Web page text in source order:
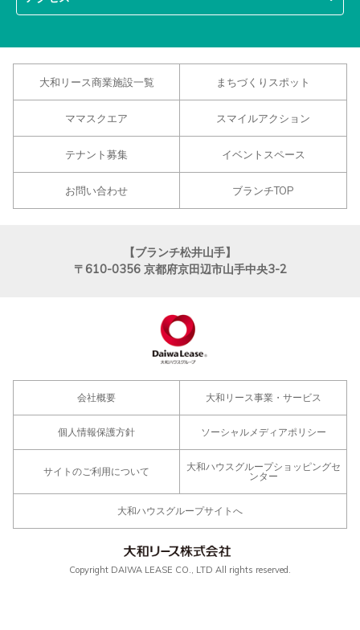
大和リース商業施設一覧 まちづくりスポット
ママスクエア スマイルアクション
テナント募集 イベントスペース
お問い合わせ ブランチTOP
【ブランチ松井山手】
〒610-0356 京都府京田辺市山手中央3-2
会社概要 大和リース事業・サービス
個人情報保護方針 ソーシャルメディアポリシー
サイトのご利用について
大和ハウスグループショッピングセ
ンター
大和ハウスグループサイトへ
Copyright DAIWA LEASE CO., LTD All rights reserved.